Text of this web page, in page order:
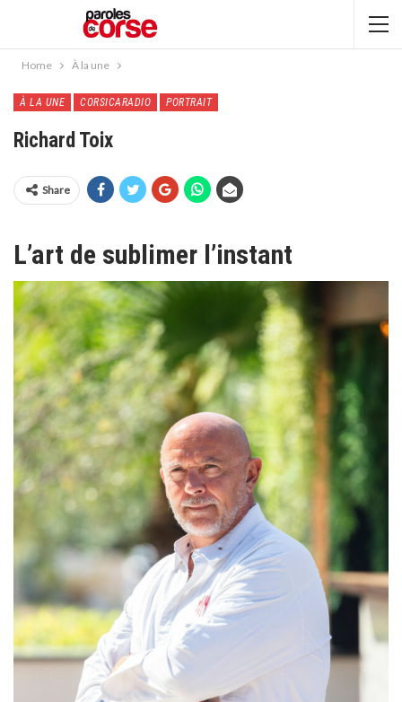
Home À la une
À LA UNE CORSICARADIO PORTRAIT
Richard Toix
Share
L’art de sublimer l’instant